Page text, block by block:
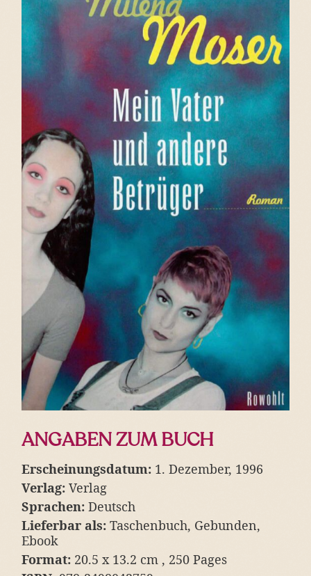
ANGABEN ZUM BUCH
Erscheinungsdatum: 1. Dezember, 1996
Verlag: Verlag
Sprachen: Deutsch
Lieferbar als: Taschenbuch, Gebunden,
Ebook
Format: 20.5 x 13.2 cm , 250 Pages